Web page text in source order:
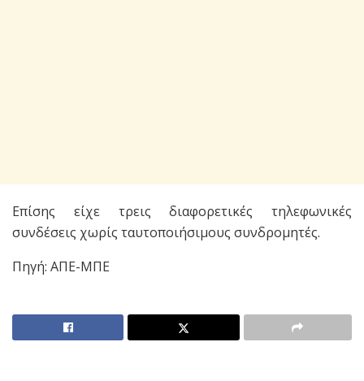
Επίσης είχε τρεις διαφορετικές τηλεφωνικές
συνδέσεις χωρίς ταυτοποιήσιμους συνδρομητές.
Πηγή: ΑΠΕ-ΜΠΕ